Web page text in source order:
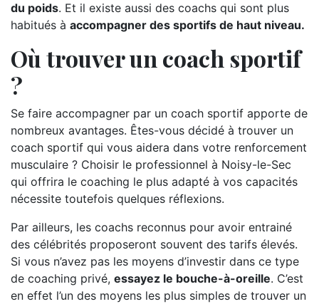
du poids. Et il existe aussi des coachs qui sont plus
habitués à accompagner des sportifs de haut niveau.
Où trouver un coach sportif
?
Se faire accompagner par un coach sportif apporte de
nombreux avantages. Êtes-vous décidé à trouver un
coach sportif qui vous aidera dans votre renforcement
musculaire ? Choisir le professionnel à Noisy-le-Sec
qui offrira le coaching le plus adapté à vos capacités
nécessite toutefois quelques réflexions.
Par ailleurs, les coachs reconnus pour avoir entrainé
des célébrités proposeront souvent des tarifs élevés.
Si vous n’avez pas les moyens d’investir dans ce type
de coaching privé, essayez le bouche-à-oreille. C’est
en effet l’un des moyens les plus simples de trouver un